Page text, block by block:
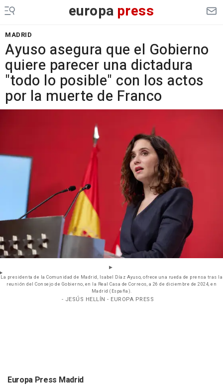
europa press
MADRID
Ayuso asegura que el Gobierno
quiere parecer una dictadura
"todo lo posible" con los actos
por la muerte de Franco
La presidenta de la Comunidad de Madrid, Isabel Díaz Ayuso, ofrece una rueda de prensa tras la
reunión del Consejo de Gobierno, en la Real Casa de Correos, a 26 de diciembre de 2024, en
Madrid (España).
- JESÚS HELLÍN - EUROPA PRESS
Europa Press Madrid